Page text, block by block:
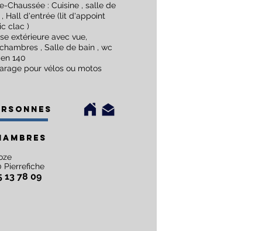
Chaussée : Cuisine , salle de
, Hall d'entrée (lit d'appoint
clac )
extérieure avec vue,
, Salle de bain , wc
140
pour vélos ou motos
Pierrefiche
13 78 09